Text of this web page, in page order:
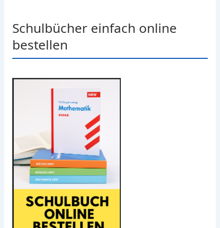
Schulbücher einfach online
bestellen